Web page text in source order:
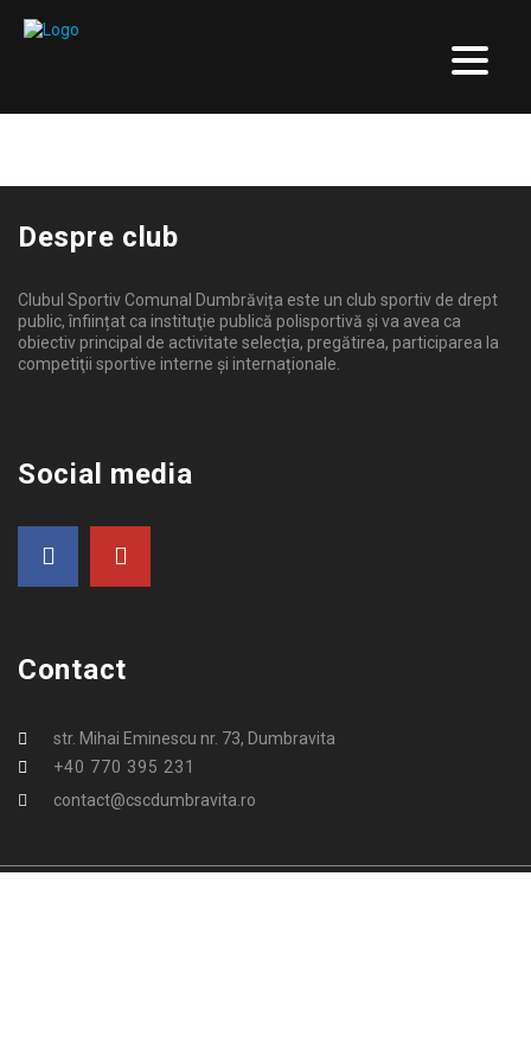
Despre club
Clubul Sportiv Comunal Dumbrăvița este un club sportiv de drept
public, înființat ca instituţie publică polisportivă și va avea ca
obiectiv principal de activitate selecţia, pregătirea, participarea la
competiţii sportive interne şi internaționale.
Social media
Contact
str. Mihai Eminescu nr. 73, Dumbravita
+40 770 395 231
contact@cscdumbravita.ro